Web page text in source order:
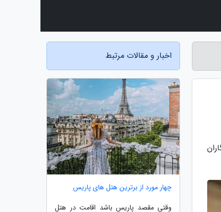
اخبار و مقالات مرتبط
چهار مورد از برترین هتل های پاریس
وقتی مقصد پاریس باشد اقامت در هتل